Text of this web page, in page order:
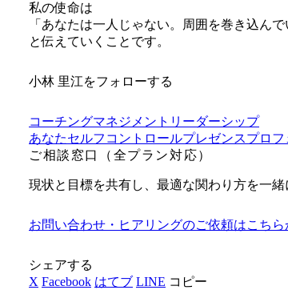
私の使命は
「あなたは一人じゃない。周囲を巻き込ん
と伝えていくことです。
小林 里江をフォローする
コーチングマネジメント リーダーシップ
あなたセルフコントロールプレゼンスプロ
ご相談窓口（全プラン対応）
現状と目標を共有し、最適な関わり方を一
お問い合わせ・ヒアリングのご依頼はこちら
シェアする
X Facebook はてブ LINE コピー